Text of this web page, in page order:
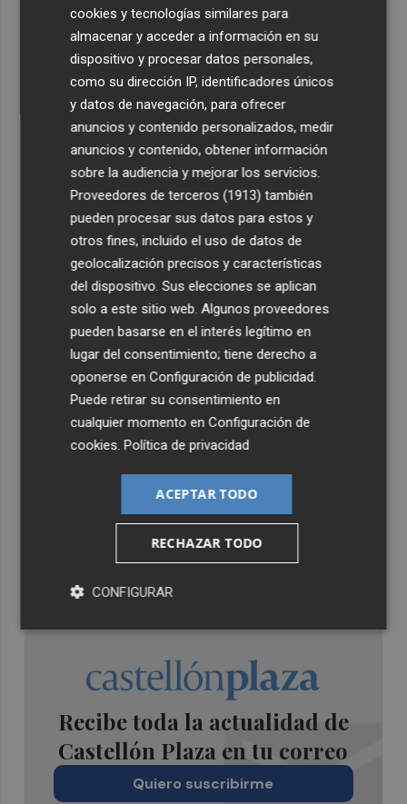
España restablece los controles fronterizos a los
viajeros procedentes de Italia
El homenaje a Ferran Torres en Foios, en imágenes
Ferran Torres, recibido con un baño de masas en su
pueblo: "Allá donde voy siempre digo que soy de Foios"
Foios se vuelca con Ferran Torres
Las '200 vidas' que llevaron a Paco Rabal de Águilas a la
cima del cine: un documental recupera la voz y la mirada
del actor
Recibe toda la actualidad de
Castellón Plaza en tu correo
Quiero suscribirme
cookies y tecnologías similares para
almacenar y acceder a información en su
dispositivo y procesar datos personales,
como su dirección IP, identificadores únicos
y datos de navegación, para ofrecer
anuncios y contenido personalizados, medir
anuncios y contenido, obtener información
sobre la audiencia y mejorar los servicios.
Proveedores de terceros (1913) también
pueden procesar sus datos para estos y
otros fines, incluido el uso de datos de
geolocalización precisos y características
del dispositivo. Sus elecciones se aplican
solo a este sitio web. Algunos proveedores
pueden basarse en el interés legítimo en
lugar del consentimiento; tiene derecho a
oponerse enConfiguración de publicidad
Puede retirar su consentimiento en
cualquier momento enConfiguración de
cookies .Política de privacidad
ACEPTAR TODO
RECHAZAR TODO
CONFIGURAR